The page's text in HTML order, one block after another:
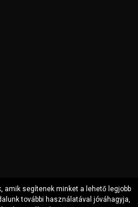
amik segítenek minket a lehető legjobb
további használatával jóváhagyja,